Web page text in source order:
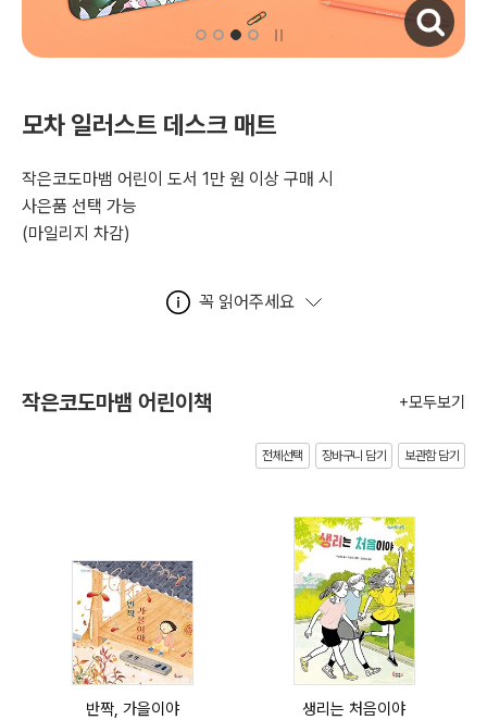
모차 일러스트 데스크 매트
작은코도마뱀 어린이 도서 1만 원 이상 구매 시
사은품 선택 가능
(마일리지 차감)
꼭 읽어주세요
작은코도마뱀 어린이책 +모두보기
전체선택 장바구니 담기 보관함 담기
반짝, 가을이야 생리는 처음이야